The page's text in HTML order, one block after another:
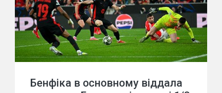
Бенфіка в основному віддала